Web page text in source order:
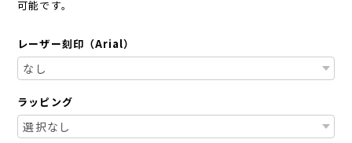
可能です。
レーザー刻印（Arial）
ラッピング